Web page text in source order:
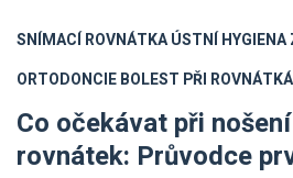
SNÍMACÍ ROVNÁTKAÚSTNÍ HYGIENA
ORTODONCIEBOLEST PŘI
Co očekávat při
rovnátek: Průvodce